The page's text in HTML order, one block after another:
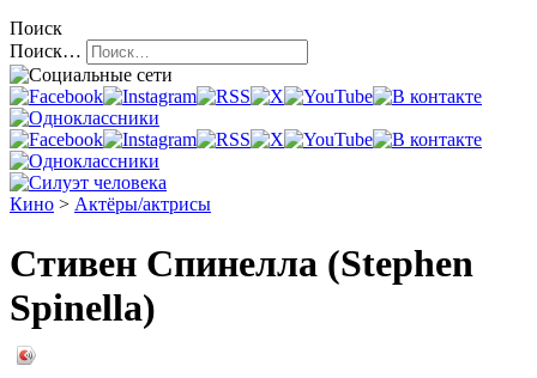
Поиск
Поиск…
Кино > Актёры/актрисы
Стивен Спинелла (Stephen
Spinella)